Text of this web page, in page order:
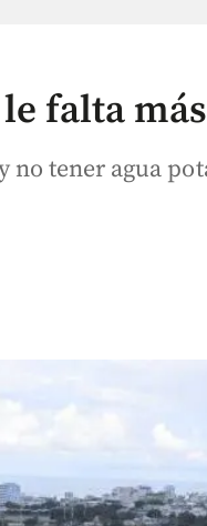
falta
no tener agua